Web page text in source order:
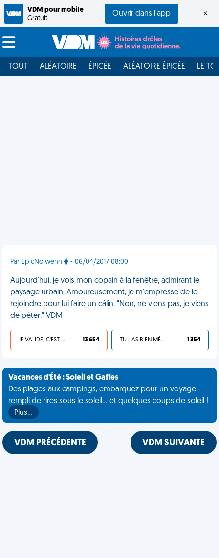
VDM pour mobile
Gratuit
Ouvrir dans l'app ×
TOUT ALÉATOIRE ÉPICÉE ALÉATOIRE ÉPICÉE LE
Par EpicNolwenn - 06/04/2017 08:00
Aujourd'hui, je vois mon copain à la fenêtre, admirant le
paysage urbain. Amoureusement, je m'empresse de le
rejoindre pour lui faire un câlin. "Non, ne viens pas, je viens
de péter." VDM
JE VALIDE, C'EST UNE VDM 13 654 TU L'AS BIEN MÉRITÉ 1 354
Vacances d'Été : Soleil et Gaffes
Des plages aux campings, embarquez pour un voyage
rempli de rires sous le soleil... et quelques coups de soleil !
Plus…
VDM PRÉCÉDENTE VDM SUIVANTE